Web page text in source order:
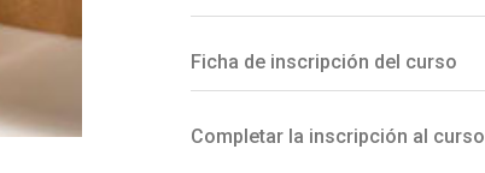
Ficha de inscripción del curso
Completar la inscripción al curso